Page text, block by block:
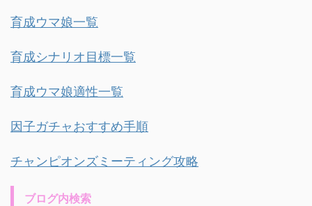
育成ウマ娘一覧
育成シナリオ目標一覧
育成ウマ娘適性一覧
因子ガチャおすすめ手順
チャンピオンズミーティング攻略
ブログ内検索